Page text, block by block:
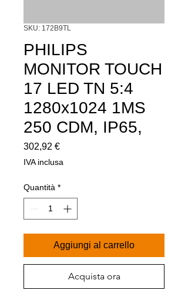
SKU: 172B9TL
PHILIPS
MONITOR TOUCH
17 LED TN 5:4
1280x1024 1MS
250 CDM, IP65,
302,92 €Prezzo
IVA inclusa
Quantità *
Aggiungi al carrello
Acquista ora